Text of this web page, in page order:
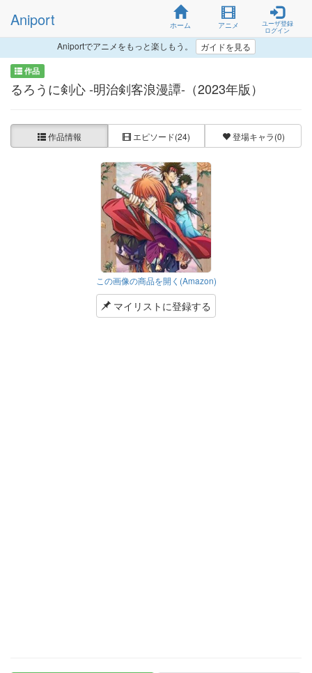
Aniport ホーム アニメ
ユーザ登録
ログイン
Aniportでアニメをもっと楽しもう。 ガイドを見る
作品
るろうに剣心 -明治剣客浪漫譚-（2023年版）
作品情報 エピソード(24) 登場キャラ(0)
この画像の商品を開く(Amazon)
マイリストに登録する